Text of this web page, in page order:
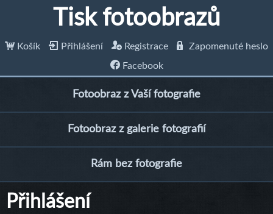
Tisk fotoobrazů
Košík Přihlášení Registrace
Zapomenuté heslo
Facebook
Fotoobraz z Vaší fotografie
Fotoobraz z galerie fotografií
Rám bez fotografie
Přihlášení